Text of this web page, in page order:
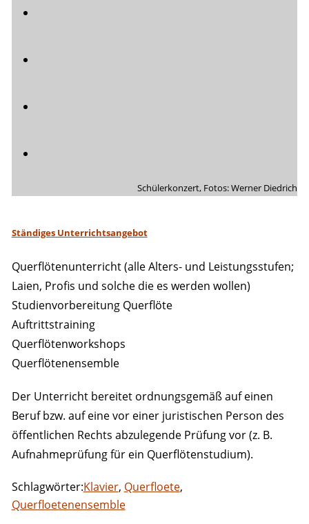
Schülerkonzert, Fotos: Werner Diedrich
Ständiges Unterrichtsangebot
Querflötenunterricht (alle Alters- und Leistungsstufen;
Laien, Profis und solche die es werden wollen)
Studienvorbereitung Querflöte
Auftrittstraining
Querflötenworkshops
Querflötenensemble
Der Unterricht bereitet ordnungsgemäß auf einen
Beruf bzw. auf eine vor einer juristischen Person des
öffentlichen Rechts abzulegende Prüfung vor (z. B.
Aufnahmeprüfung für ein Querflötenstudium).
Schlagwörter:Klavier, Querfloete,
Querfloetenensemble